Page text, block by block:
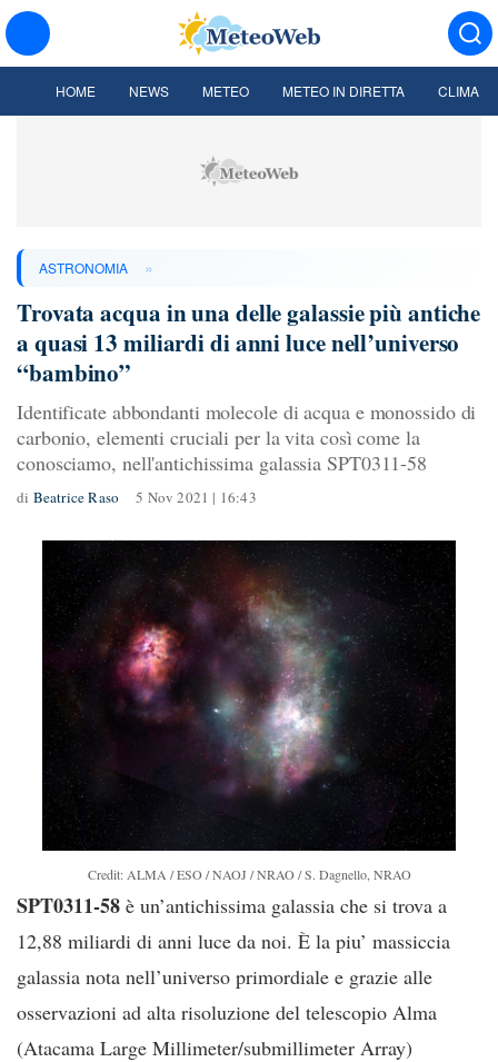
HOME NEWS METEO METEO IN DIRETTA CLIMA
ASTRONOMIA »
Trovata acqua in una delle galassie più antiche
a quasi 13 miliardi di anni luce nell’universo
“bambino”
Identificate abbondanti molecole di acqua e monossido di
carbonio, elementi cruciali per la vita così come la
conosciamo, nell'antichissima galassia SPT0311-58
di Beatrice Raso 5 Nov 2021 | 16:43
Credit: ALMA / ESO / NAOJ / NRAO / S. Dagnello, NRAO
SPT0311-58 è un’antichissima galassia che si trova a
12,88 miliardi di anni luce da noi. È la piu’ massiccia
galassia nota nell’universo primordiale e grazie alle
osservazioni ad alta risoluzione del telescopio Alma
(Atacama Large Millimeter/submillimeter Array)